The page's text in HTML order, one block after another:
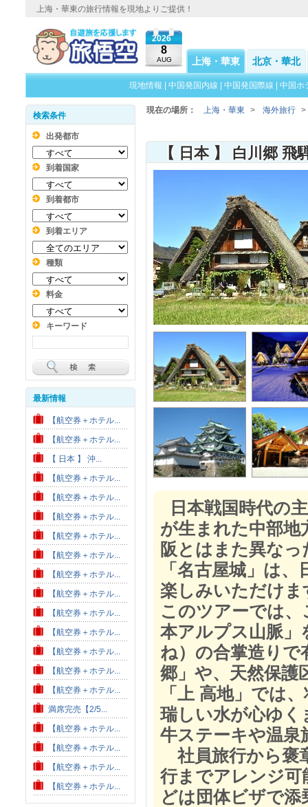
上海・華東の旅行情報を現地よりご提供！
2026
8
AUG 上海・華東 北京・華北
現地情報 中国発国内線 中国発国際線 中国ホ
検索条件
出発都市
到着国家
到着都市
到着エリア
種類
料金
キーワード
最新情報
【航空券＋ホテル...
【航空券＋ホテル...
【 日本 】 沖...
【航空券＋ホテル...
【航空券＋ホテル...
【航空券＋ホテル...
【航空券＋ホテル...
【航空券＋ホテル...
【航空券＋ホテル...
【航空券＋ホテル...
【航空券＋ホテル...
【航空券＋ホテル...
【航空券＋ホテル...
【航空券＋ホテル...
【航空券＋ホテル...
満席完売【2/5...
【航空券＋ホテル...
【航空券＋ホテル...
【航空券＋ホテル...
【航空券＋ホテル...
現在の場所： 上海・華東 > 海外旅行 >
【 日本 】 白川郷
日本戦国時代の
が生まれた中部地
阪とはまた異な
「名古屋城」は
楽しみいただけま
このツアーでは
本アルプス山脈」
ね）の合掌造りで
郷」や、天然保護
「上 高地」では
瑞しい水が心ゆく
牛ステーキや温泉
社員旅行から褒
行までアレンジ可
どは団体ビザで